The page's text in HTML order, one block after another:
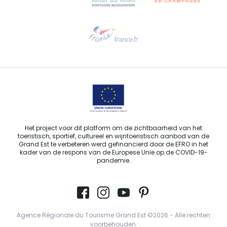
Stuur ons een e-mail
Het project voor dit platform om de zichtbaarheid van het
toeristisch, sportief, cultureel en wijntoeristisch aanbod van de
Grand Est te verbeteren werd gefinancierd door de EFRO in het
kader van de respons van de Europese Unie op de COVID-19-
pandemie.
Agence Régionale du Tourisme Grand Est ©2026 - Alle rechten